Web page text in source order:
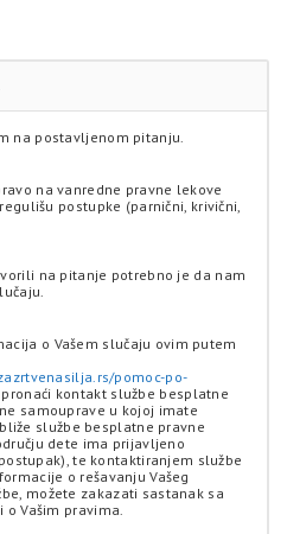
na postavljenom pitanju.
na vanredne pravne lekove
postupke (parnični, krivični,
na pitanje potrebno je da nam
o Vašem slučaju ovim putem
pomoc-po-
kontakt službe besplatne
samouprave u kojoj imate
službe besplatne pravne
dete ima prijavljeno
te kontaktiranjem službe
o rešavanju Vašeg
možete zakazati sastanak sa
o Vašim pravima.